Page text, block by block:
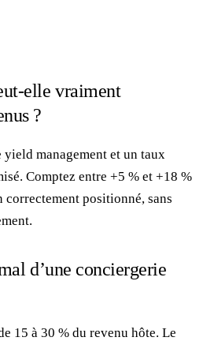
elle vraiment
?
management et un taux
Comptez entre +5 % et +18 %
positionné, sans
d’une conciergerie
15 à 30 % du revenu hôte. Le